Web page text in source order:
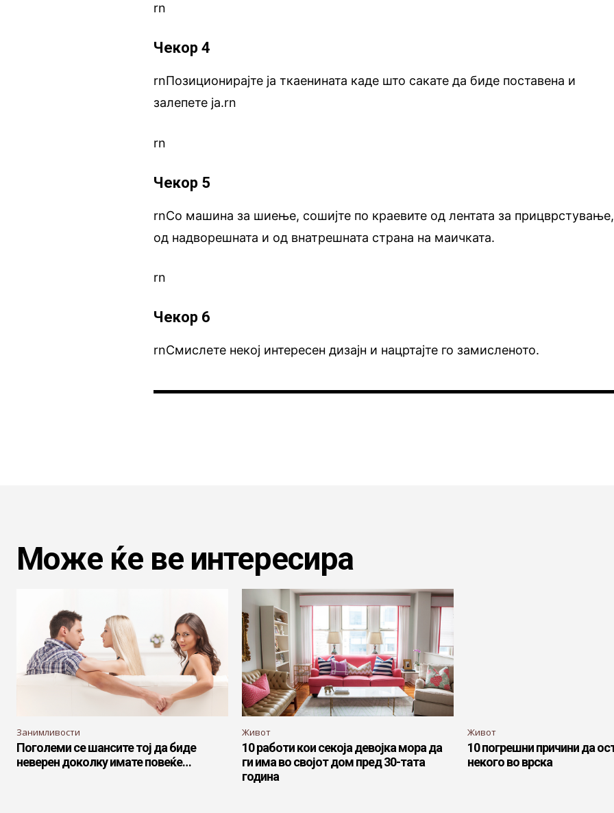
rn
Чекор 4
rnПозиционирајте ја ткаенината каде што сакате да биде поставена и
залепете ја.rn
rn
Чекор 5
rnСо машина за шиење, сошијте по краевите од лентата за прицврстување,
од надворешната и од внатрешната страна на маичката.
rn
Чекор 6
rnСмислете некој интересен дизајн и нацртајте го замисленото.
Може ќе ве интересира
Занимливости
Поголеми се шансите тој да биде
неверен доколку имате повеќе…
Живот
10 работи кои секоја девојка мора да
ги има во својот дом пред 30-тата
година
Живот
10 погрешни причини да
некого во врска